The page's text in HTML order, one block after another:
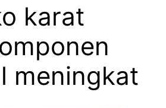
karat
meningkat